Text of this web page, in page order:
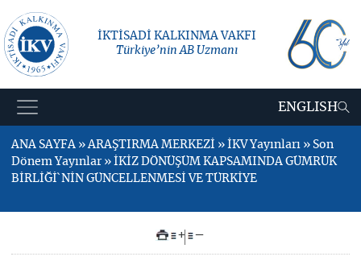
İKTİSADİ KALKINMA VAKFI
Türkiye’nin AB Uzmanı
ENGLISH
ANA SAYFA » ARAŞTIRMA MERKEZİ » İKV Yayınları » Son
Dönem Yayınlar » İKİZ DÖNÜŞÜM KAPSAMINDA GÜMRÜK
BİRLİĞİ`NİN GÜNCELLENMESİ VE TÜRKİYE
+ –